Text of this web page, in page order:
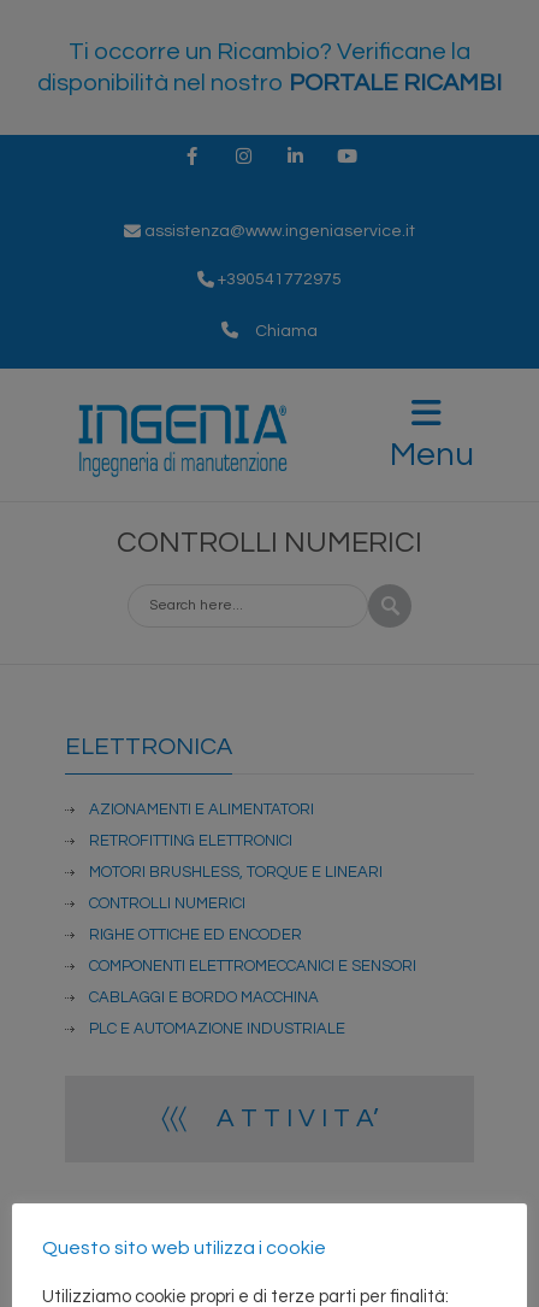
Ti occorre un Ricambio? Verificane la
disponibilità nel nostro PORTALE RICAMBI
assistenza@www.ingeniaservice.it
+390541772975
Chiama
Menu
CONTROLLI NUMERICI
ELETTRONICA
AZIONAMENTI E ALIMENTATORI
RETROFITTING ELETTRONICI
MOTORI BRUSHLESS, TORQUE E LINEARI
CONTROLLI NUMERICI
RIGHE OTTICHE ED ENCODER
COMPONENTI ELETTROMECCANICI E SENSORI
CABLAGGI E BORDO MACCHINA
PLC E AUTOMAZIONE INDUSTRIALE
〈〈〈 A T T I V I T A’
Questo sito web utilizza i cookie
Utilizziamo cookie propri e di terze parti per finalità: